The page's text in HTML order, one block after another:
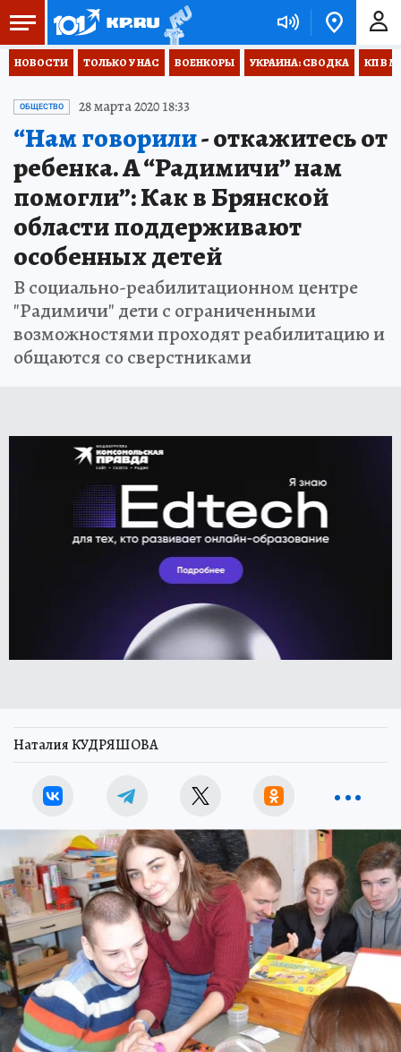
НОВОСТИ ТОЛЬКО У НАС ВОЕНКОРЫ УКРАИНА: СВОДКА КП В
ОБЩЕСТВО 28 марта 2020 18:33
“Нам говорили- откажитесь от
ребенка. А “Радимичи” нам
помогли”: Как в Брянской
области поддерживают
особенных детей
В социально-реабилитационном центре
"Радимичи" дети с ограниченными
возможностями проходят реабилитацию и
общаются со сверстниками
Наталия КУДРЯШОВА